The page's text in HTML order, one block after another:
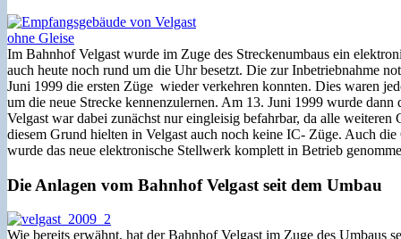
Im Bahnhof Velgast wurde im Zuge des Streckenumbaus ein
auch heute noch rund um die Uhr besetzt. Die zur Inbetriebnahme
Juni 1999 die ersten Züge wieder verkehren konnten. Dies waren
um die neue Strecke kennenzulernen. Am 13. Juni 1999 wurde
Velgast war dabei zunächst nur eingleisig befahrbar, da alle
diesem Grund hielten in Velgast auch noch keine IC- Züge. Auch
wurde das neue elektronische Stellwerk komplett in Betrieb
Die Anlagen vom Bahnhof Velgast seit dem Umbau
Wie bereits erwähnt, hat der Bahnhof Velgast im Zuge des Umbaus